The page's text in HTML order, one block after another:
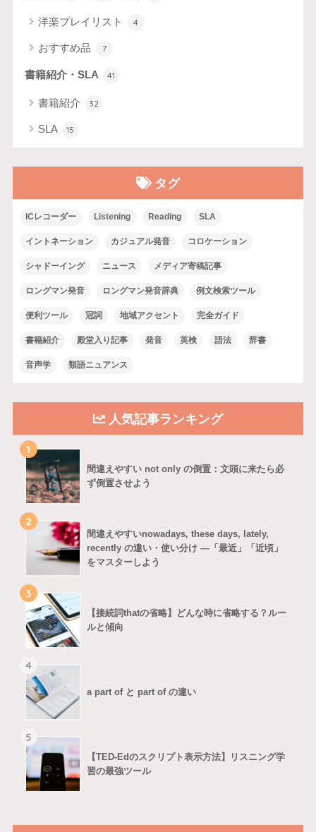
洋楽プレイリスト 4
おすすめ品 7
書籍紹介・SLA 41
書籍紹介 32
SLA 15
タグ
ICレコーダー Listening Reading SLA
イントネーション カジュアル発音 コロケーション
シャドーイング ニュース メディア寄稿記事
ロングマン発音 ロングマン発音辞典 例文検索ツール
便利ツール 冠詞 地域アクセント 完全ガイド
書籍紹介 殿堂入り記事 発音 英検 語法 辞書
音声学 類語ニュアンス
人気記事ランキング
1
間違えやすい not only の倒置：文頭に来たら必
ず倒置させよう
2
間違えやすいnowadays, these days, lately,
recently の違い・使い分け ―「最近」「近頃」
をマスターしよう
3
【接続詞thatの省略】どんな時に省略する？ルー
ルと傾向
4
a part of と part of の違い
5
【TED-Edのスクリプト表示方法】リスニング学
習の最強ツール